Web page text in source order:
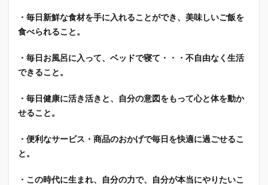
・毎日新鮮な食材を手に入れることができ、美味しいご飯を
食べられること。
・毎日お風呂に入って、ベッドで寝て・・・不自由なく生活
できること。
・毎日健康に活き活きと、自分の意図をもって心と体を動か
せること。
・便利なサービス・商品のおかげで毎日を快適に過ごせるこ
と。
・この時代に生まれ、自分の力で、自分が本当にやりたいこ